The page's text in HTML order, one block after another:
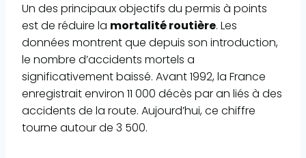
Un des principaux objectifs du permis à points
est de réduire la mortalité routière. Les
données montrent que depuis son introduction,
le nombre d’accidents mortels a
significativement baissé. Avant 1992, la France
enregistrait environ 11 000 décès par an liés à des
accidents de la route. Aujourd’hui, ce chiffre
tourne autour de 3 500.